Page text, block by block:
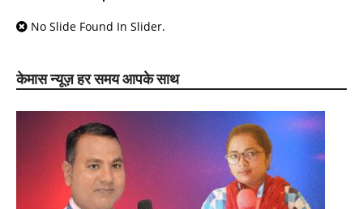
No Slide Found In Slider.
केमास न्यूज़ हर समय आपके साथ